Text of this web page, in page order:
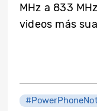
MHz a 833
videos más